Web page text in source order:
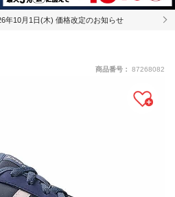
年10月1日(木) 価格改定のお知らせ
商品番号： 87268082